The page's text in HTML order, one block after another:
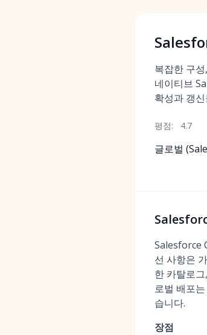
복잡한 구
네이티브
확성과 갱
평점: 4.7
글로벌
Salesforce
선 사항은
한 카탈로
로벌 배포
습니다.
장점